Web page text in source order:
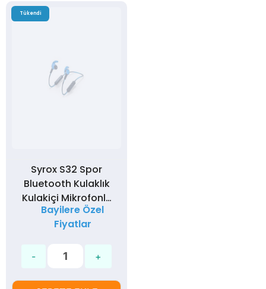
Tükendi
Syrox S32 Spor
Bluetooth Kulaklık
Kulakiçi Mikrofonlu
(Siyah, Gri, Sarı,
Mavi)
Bayilere Özel
Fiyatlar